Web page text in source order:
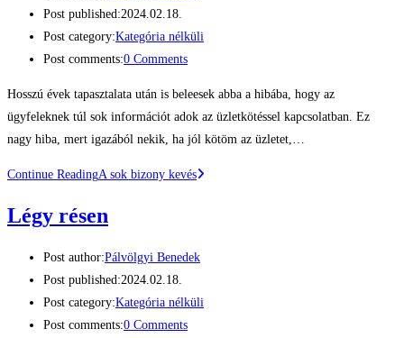
Post published:2024.02.18.
Post category:Kategória nélküli
Post comments:0 Comments
Hosszú évek tapasztalata után is beleesek abba a hibába, hogy az
ügyfeleknek túl sok információt adok az üzletkötéssel kapcsolatban. Ez
nagy hiba, mert igazából nekik, ha jól kötöm az üzletet,…
Continue ReadingA sok bizony kevés
Légy résen
Post author:Pálvölgyi Benedek
Post published:2024.02.18.
Post category:Kategória nélküli
Post comments:0 Comments